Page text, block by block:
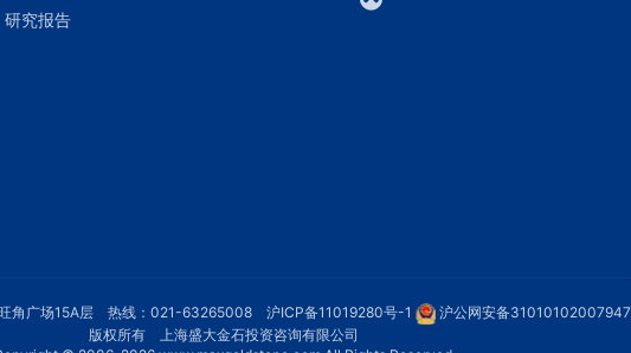
研究报告
旺角广场15A层 热线：021-63265008 沪ICP备11019280号-1
沪公网安备31010102007947
版权所有 上海盛大金石投资咨询有限公司